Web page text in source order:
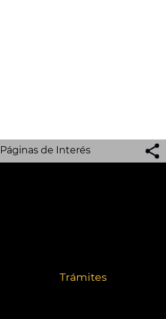
Páginas de Interés
Trámites